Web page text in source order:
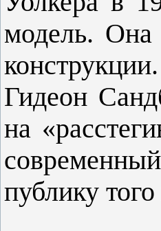
модель. Она
Гидеон
на
публику